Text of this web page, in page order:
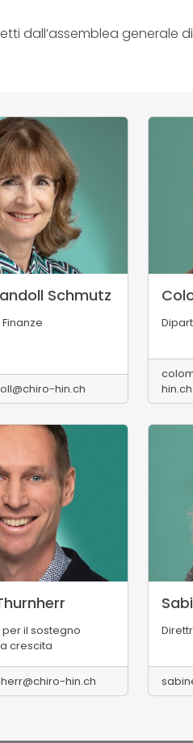
dall’assemblea generale di
Schmutz
hin.ch
hin.ch
il sostegno
crescita
hin.ch